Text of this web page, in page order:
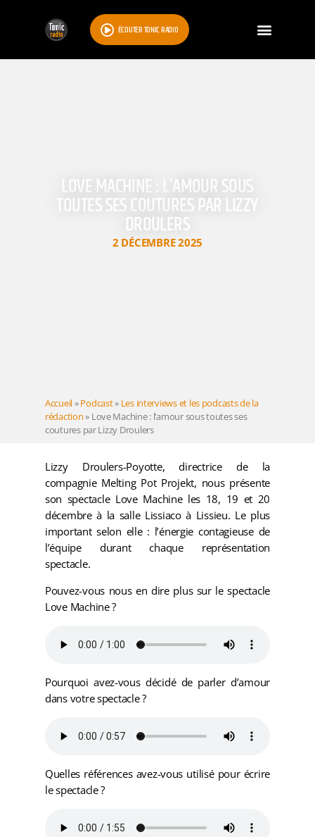
ÉCOUTER TONIC RADIO
LOVE MACHINE : L’AMOUR SOUS
TOUTES SES COUTURES PAR LIZZY
DROULERS
2 DÉCEMBRE 2025
Accueil»Podcast» Les interviews et les podcasts de la
rédaction» Love Machine : l’amour sous toutes ses
coutures par Lizzy Droulers
Lizzy Droulers-Poyotte, directrice de la
compagnie Melting Pot Projekt, nous présente
son spectacle Love Machine les 18, 19 et 20
décembre à la salle Lissiaco à Lissieu. Le plus
important selon elle : l’énergie contagieuse de
l’équipe durant chaque représentation
spectacle.
Pouvez-vous nous en dire plus sur le spectacle
Love Machine ?
Pourquoi avez-vous décidé de parler d’amour
dans votre spectacle ?
Quelles références avez-vous utilisé pour écrire
le spectacle ?